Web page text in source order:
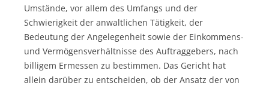
Umstände, vor allem des Umfangs und der
Schwierigkeit der anwaltlichen Tätigkeit, der
Bedeutung der Angelegenheit sowie der Einkommens-
und Vermögensverhältnisse des Auftraggebers, nach
billigem Ermessen zu bestimmen. Das Gericht hat
allein darüber zu entscheiden, ob der Ansatz der von